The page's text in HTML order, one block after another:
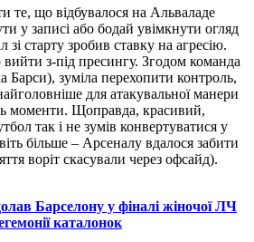
те, що відбувалося на Альваладе
у записі або бодай увімкнути огляд
старту зробив ставку на агресію.
вийти з-під пресингу. Згодом команда
Барси), зуміла перехопити контроль,
для атакувальної манери
моменти. Щоправда, красивий,
так і не зумів конвертуватися у
більше – Арсеналу вдалося забити
воріт скасували через офсайд).
Барселону у фіналі жіночої ЛЧ
каталонок